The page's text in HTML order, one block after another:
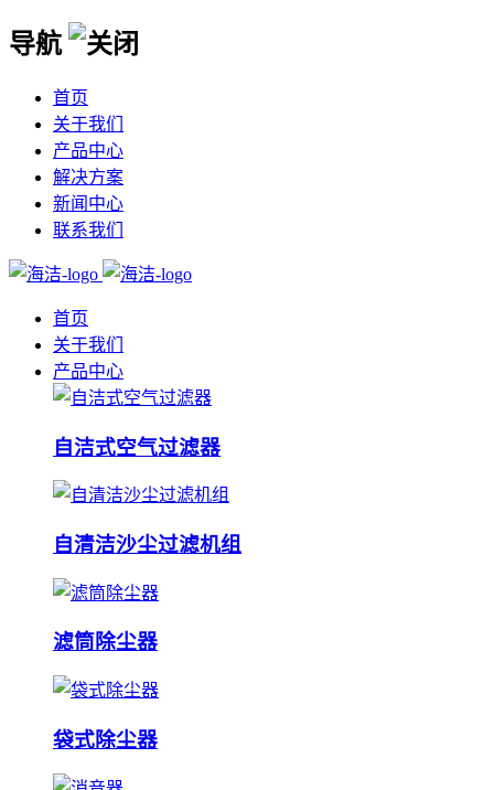
导航
首页
关于我们
产品中心
解决方案
新闻中心
联系我们
首页
关于我们
产品中心
自洁式空气过滤器
自清洁沙尘过滤机组
滤筒除尘器
袋式除尘器